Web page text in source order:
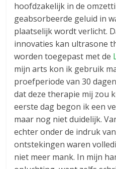
hoofdzakelijk in de
geabsorbeerde geluid in
plaatselijk wordt verlicht.
innovaties kan ultrasone
worden toegepast met de
mijn arts kon ik gebruik
proefperiode van 30
dat deze therapie mij zou
eerste dag begon ik een
maar nog niet duidelijk.
echter onder de indruk
ontstekingen waren
niet meer mank. In mijn